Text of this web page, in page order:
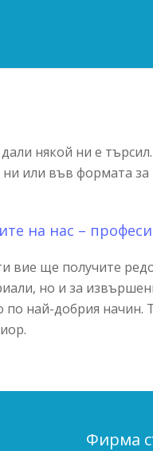
някой ни е
или във формата за
на нас –
вие ще получите
но и за
по най-добрия
Фирма